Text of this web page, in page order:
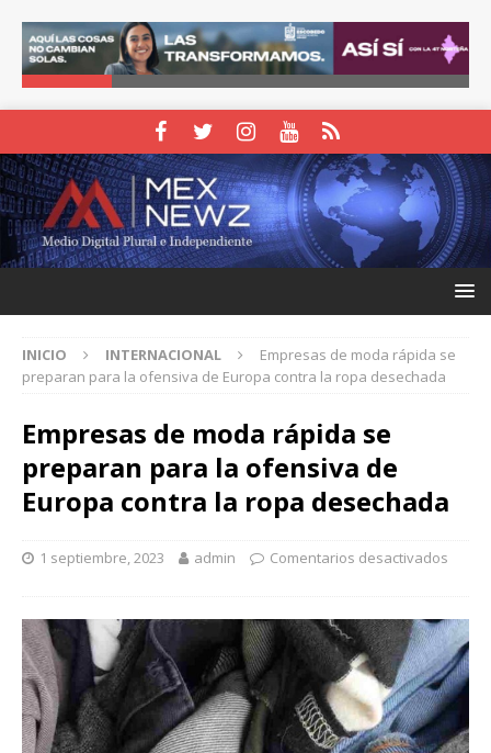
INICIO INTERNACIONAL
Empresas de moda rápida se
preparan para la ofensiva de Europa contra la ropa desechada
Empresas de moda rápida se
preparan para la ofensiva de
Europa contra la ropa desechada
1 septiembre, 2023 admin Comentarios desactivados